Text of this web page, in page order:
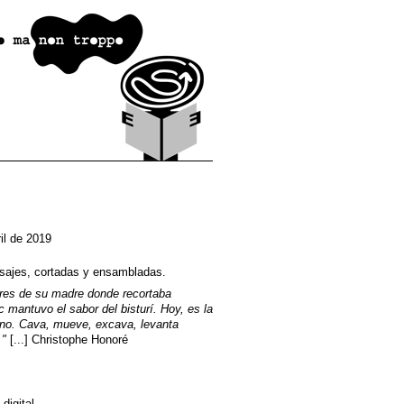
de 2019
cortadas y ensambladas.
de su madre donde recortaba
mantuvo el sabor del bisturí. Hoy, es la
Cava, mueve, excava, levanta
"[...] Christophe Honoré